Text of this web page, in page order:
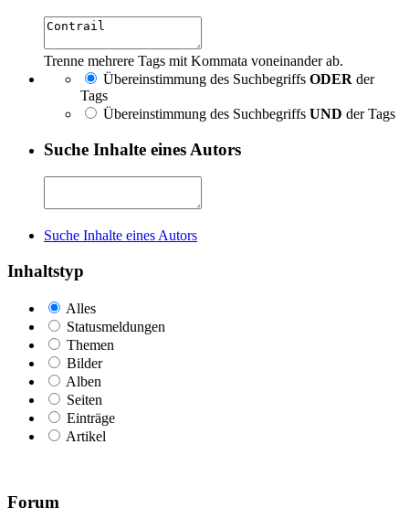
Trenne mehrere Tags mit Kommata voneinander ab.
Übereinstimmung des Suchbegriffs ODER der
Tags
Übereinstimmung des Suchbegriffs UND der Tags
Suche Inhalte eines Autors
Suche Inhalte eines Autors
Inhaltstyp
Alles
Statusmeldungen
Themen
Bilder
Alben
Seiten
Einträge
Artikel
Forum